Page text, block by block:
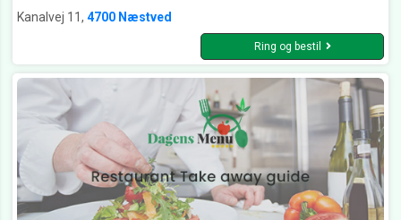
Kanalvej 11, 4700 Næstved
Ring og bestil